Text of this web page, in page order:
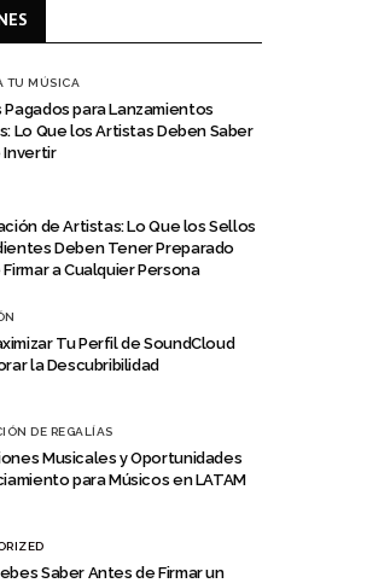
TU MÚSICA
Pagados para Lanzamientos
Lo Que los Artistas Deben Saber
Invertir
de Artistas: Lo Que los Sellos
Deben Tener Preparado
a Cualquier Persona
Tu Perfil de SoundCloud
la Descubribilidad
DE REGALÍAS
Musicales y Oportunidades
para Músicos en LATAM
Saber Antes de Firmar un